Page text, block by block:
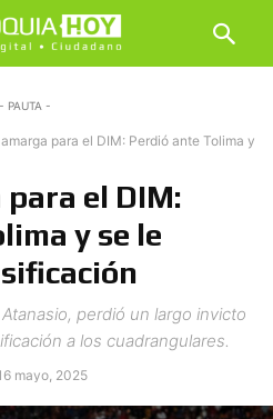
- PAUTA -
para el DIM: Perdió ante Tolima y
el DIM:
y se le
perdió un largo invicto
a los cuadrangulares.
mayo, 2025